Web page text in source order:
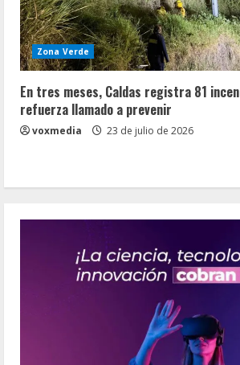
Zona Verde
En tres meses, Caldas registra 81
refuerza llamado a prevenir
voxmedia 23 de julio de 2026